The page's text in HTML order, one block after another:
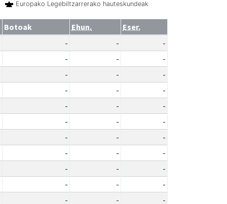
Europako Legebiltzarrerako hauteskundeak
Botoak Ehun.
Eser.
- -
-
- -
-
- -
-
- -
-
- -
-
- -
-
- -
-
- -
-
- -
-
- -
-
- -
-